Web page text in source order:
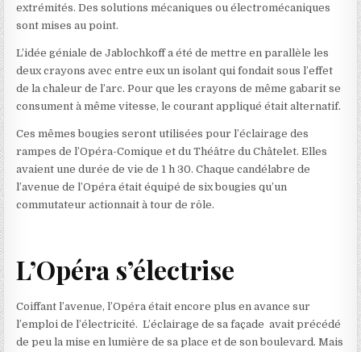
extrémités. Des solutions mécaniques ou électromécaniques
sont mises au point.
L’idée géniale de Jablochkoff a été de mettre en parallèle les
deux crayons avec entre eux un isolant qui fondait sous l’effet
de la chaleur de l’arc. Pour que les crayons de même gabarit se
consument à même vitesse, le courant appliqué était alternatif.
Ces mêmes bougies seront utilisées pour l’éclairage des
rampes de l’Opéra-Comique et du Théâtre du Châtelet. Elles
avaient une durée de vie de 1 h 30. Chaque candélabre de
l’avenue de l’Opéra était équipé de six bougies qu’un
commutateur actionnait à tour de rôle.
L’Opéra s’électrise
Coiffant l’avenue, l’Opéra était encore plus en avance sur
l’emploi de l’électricité. L’éclairage de sa façade avait précédé
de peu la mise en lumière de sa place et de son boulevard. Mais